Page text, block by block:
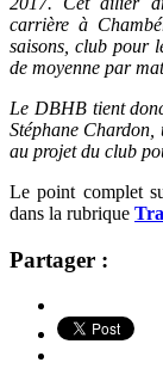
carrière à
saisons, club pour
de moyenne par
Le DBHB tient
Stéphane
au projet du club
Le point complet
dans la rubrique
Partager :